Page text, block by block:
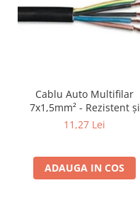
Cablu Auto Multifilar
7x1,5mm² - Rezistent și
Flexibil pentru Remorci 12V-
11,27 Lei
ADAUGA IN COS